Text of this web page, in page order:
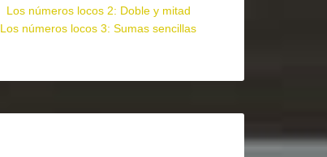
Los números locos 2: Doble y mitad
Los números locos 3: Sumas sencillas